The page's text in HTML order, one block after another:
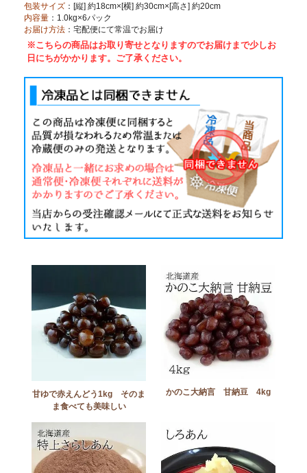
包装サイズ ：[縦] 約18cm×[横] 約30cm×[高さ] 約20cm
内容量 ：1.0kg×6パック
お届け方法 ：宅配便にて常温でお届け
※こちらの商品はお取り寄せとなりますのでお届けまで少しお
日にちがかかります。ご了承ください。
甘ゆで赤えんどう1kg そのま
ま食べても美味しい
かのこ大納言 甘納豆 4kg